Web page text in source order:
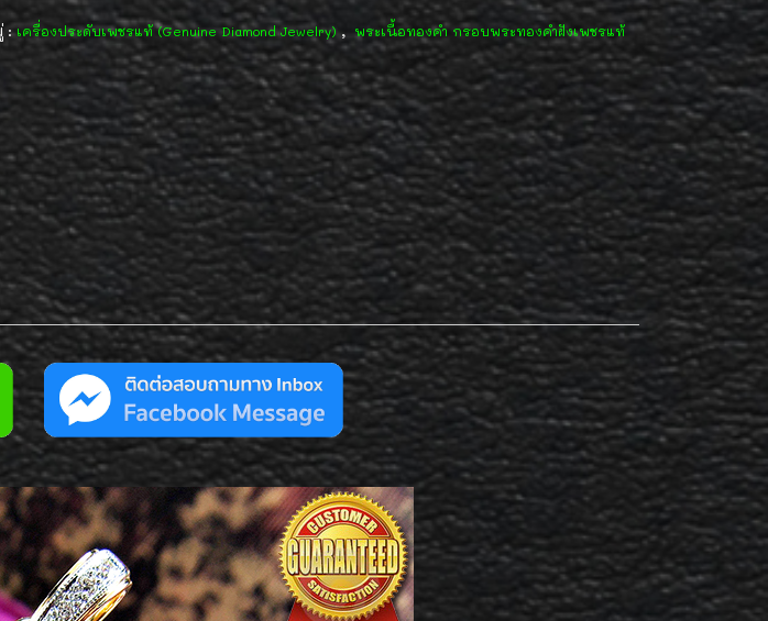
:เครื่องประดับเพชรแท้ (Genuine Diamond Jewelry), พระเนื้อทองคำ กรอบพระทองคำฝังเพชรแท้